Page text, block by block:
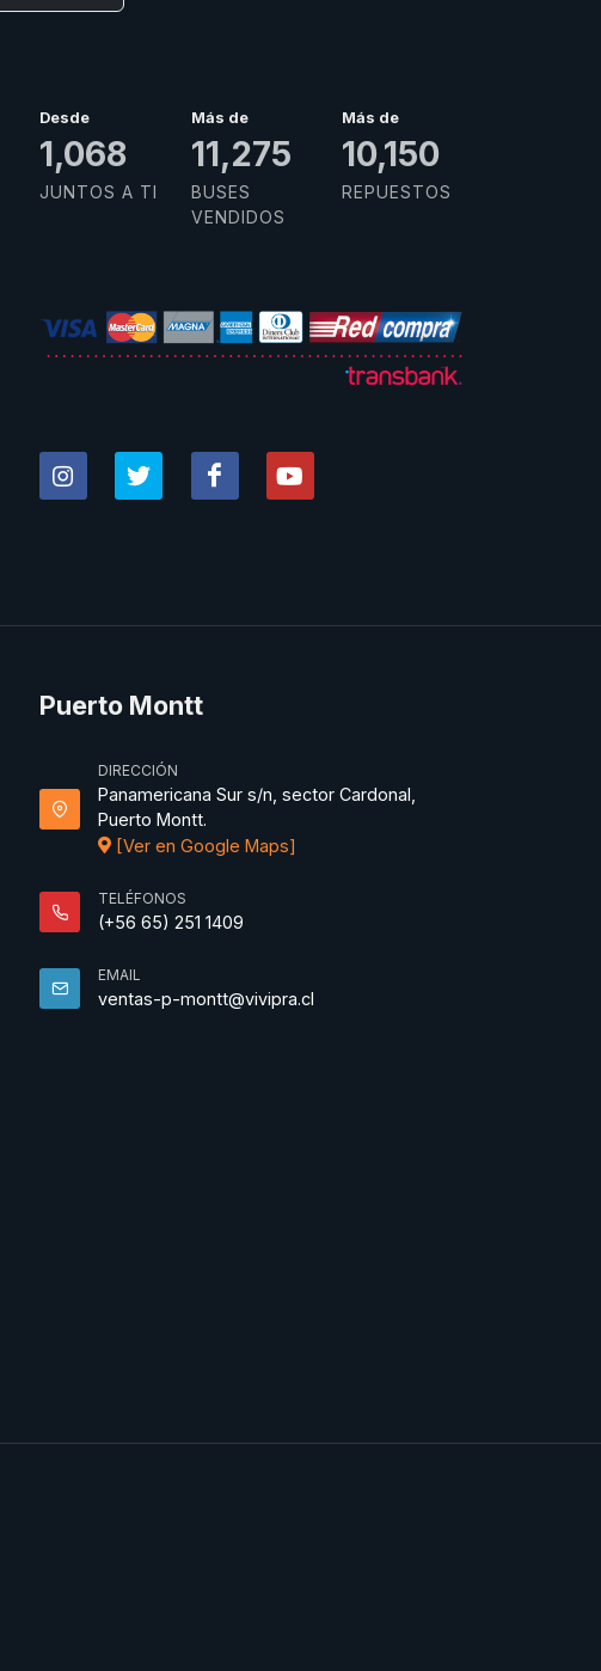
Desde
1,781
JUNTOS A TI
Más de
15,000
BUSES
VENDIDOS
Más de
13,500
REPUESTOS
Puerto Montt
DIRECCIÓN
Panamericana Sur s/n, sector Cardonal,
Puerto Montt.
[Ver en Google Maps]
TELÉFONOS
(+56 65) 251 1409
EMAIL
ventas-p-montt@vivipra.cl